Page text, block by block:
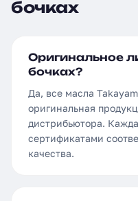
бочках
Оригинальное
бочках?
Да, все масла
оригинальная
дистрибьютора.
сертификатами
качества.